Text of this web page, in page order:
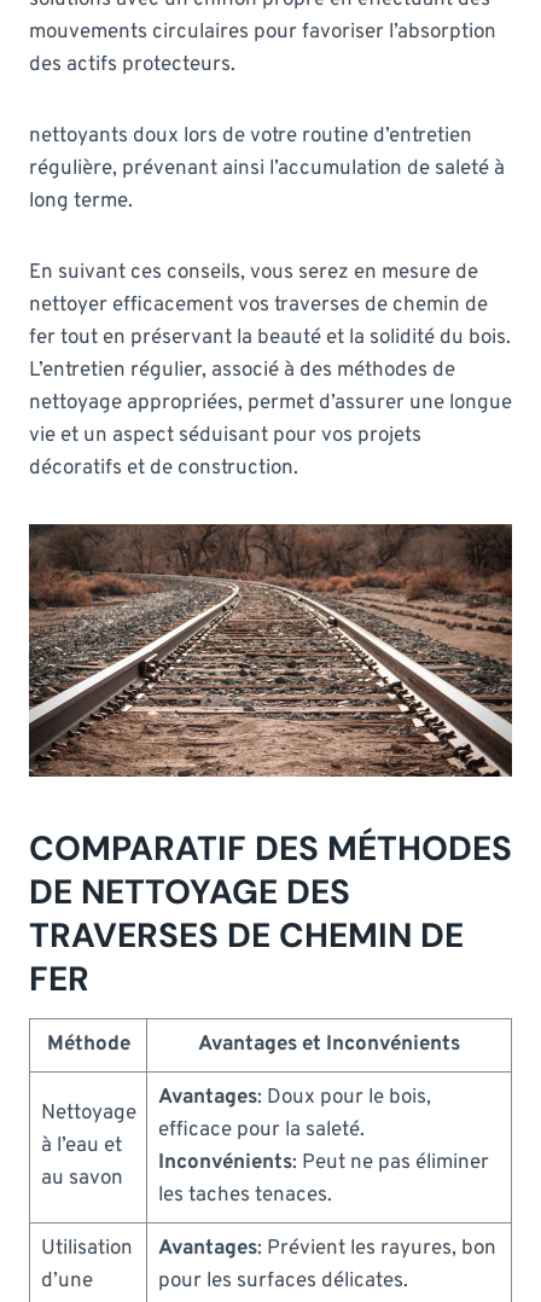
mouvements circulaires pour favoriser l’absorption
des actifs protecteurs.
nettoyants doux lors de votre routine d’entretien
régulière, prévenant ainsi l’accumulation de saleté à
long terme.
En suivant ces conseils, vous serez en mesure de
nettoyer efficacement vos traverses de chemin de
fer tout en préservant la beauté et la solidité du bois.
L’entretien régulier, associé à des méthodes de
nettoyage appropriées, permet d’assurer une longue
vie et un aspect séduisant pour vos projets
décoratifs et de construction.
COMPARATIF DES MÉTHODES
DE NETTOYAGE DES
TRAVERSES DE CHEMIN DE
FER
Méthode Avantages et Inconvénients
Nettoyage
à l’eau et
au savon
Avantages: Doux pour le bois,
efficace pour la saleté.
Inconvénients: Peut ne pas éliminer
les taches tenaces.
Utilisation
d’une
Avantages: Prévient les rayures, bon
pour les surfaces délicates.